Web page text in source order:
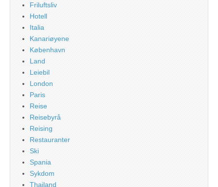
Friluftsliv
Hotell
Italia
Kanariøyene
København
Land
Leiebil
London
Paris
Reise
Reisebyrå
Reising
Restauranter
Ski
Spania
Sykdom
Thailand